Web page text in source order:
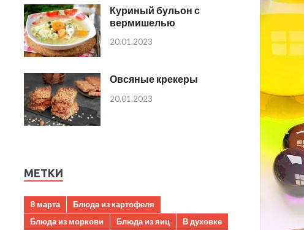
Куриный бульон с
вермишелью
20.01.2023
Овсяные крекеры
20.01.2023
МЕТКИ
8 марта
Блюда из картофеля
Блюда из моркови
Блюда из яиц
В духовке